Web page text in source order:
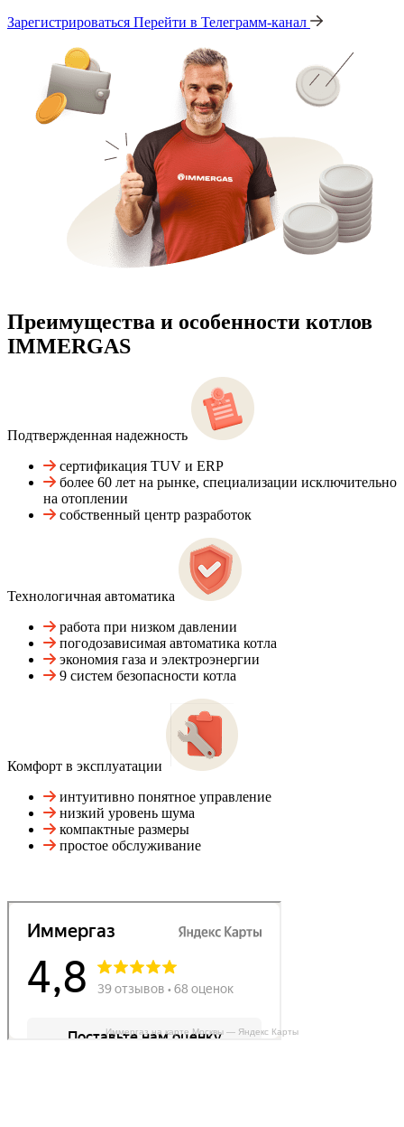
Зарегистрироваться Перейти в Телеграмм-канал
Преимущества и особенности котлов
IMMERGAS
Подтвержденная надежность
сертификация TUV и ERP
более 60 лет на рынке, специализации исключительно
на отоплении
собственный центр разработок
Технологичная автоматика
работа при низком давлении
погодозависимая автоматика котла
экономия газа и электроэнергии
9 систем безопасности котла
Комфорт в эксплуатации
интуитивно понятное управление
низкий уровень шума
компактные размеры
простое обслуживание
Иммергаз на карте Москвы — Яндекс Карты